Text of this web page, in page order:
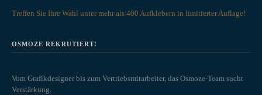
Treffen Sie Ihre Wahl unter mehr als 400 Aufklebern in limitierter Auflage!
OSMOZE REKRUTIERT!
Vom Grafikdesigner bis zum Vertriebsmitarbeiter, das Osmoze-Team sucht
Verstärkung.